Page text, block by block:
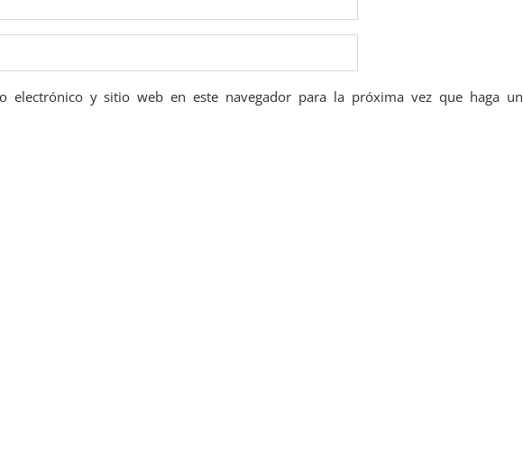
electrónico y sitio web en este navegador para la próxima vez que haga un